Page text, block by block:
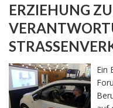
ERZIEHUNG
Ein